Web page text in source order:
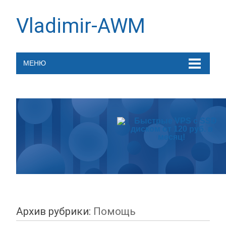
Vladimir-AWM
МЕНЮ
Архив рубрики: Помощь